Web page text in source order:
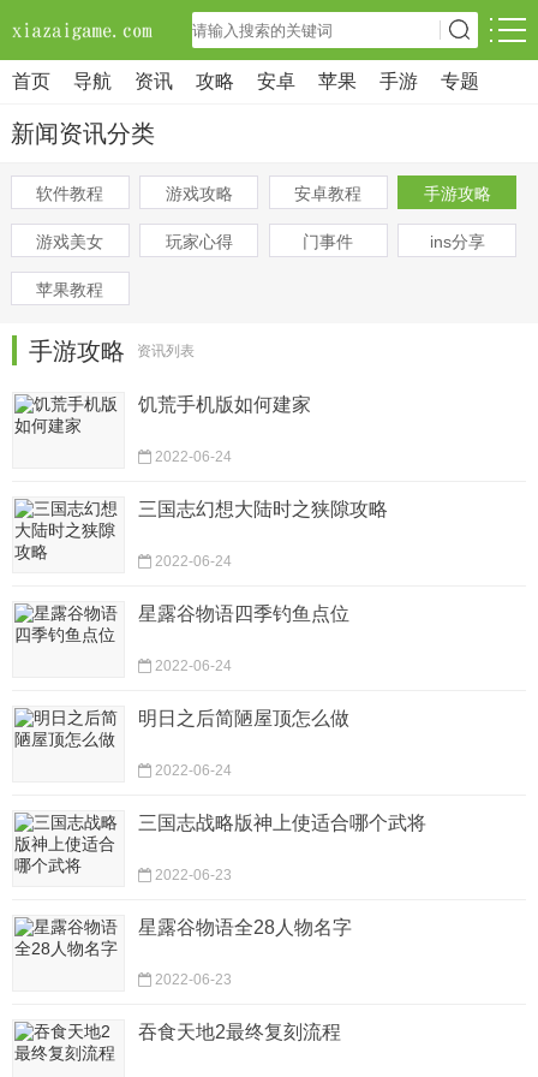
首页 导航 资讯 攻略 安卓 苹果 手游 专题
新闻资讯分类
软件教程 游戏攻略 安卓教程 手游攻略
游戏美女 玩家心得 门事件 ins分享
苹果教程
手游攻略 资讯列表
饥荒手机版如何建家
2022-06-24
三国志幻想大陆时之狭隙攻略
2022-06-24
星露谷物语四季钓鱼点位
2022-06-24
明日之后简陋屋顶怎么做
2022-06-24
三国志战略版神上使适合哪个武将
2022-06-23
星露谷物语全28人物名字
2022-06-23
吞食天地2最终复刻流程